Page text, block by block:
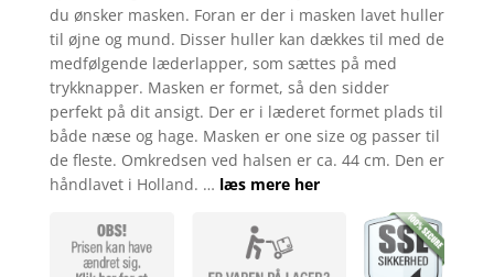
du ønsker masken. Foran er der i masken lavet huller
til øjne og mund. Disser huller kan dækkes til med de
medfølgende læderlapper, som sættes på med
trykknapper. Masken er formet, så den sidder
perfekt på dit ansigt. Der er i læderet formet plads til
både næse og hage. Masken er one size og passer til
de fleste. Omkredsen ved halsen er ca. 44 cm. Den er
håndlavet i Holland. … læs mere her